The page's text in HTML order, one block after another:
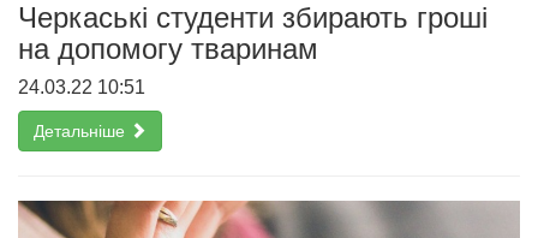
Черкаські студенти збирають гроші
на допомогу тваринам
24.03.22 10:51
Детальніше